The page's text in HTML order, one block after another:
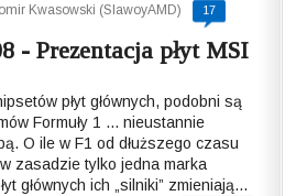
Kwasowski (SlawoyAMD) 17
- Prezentacja płyt MSI
płyt głównych, podobni są
Formuły 1 ... nieustannie
O ile w F1 od dłuższego czasu
zasadzie tylko jedna marka
głównych ich „silniki” zmieniają...